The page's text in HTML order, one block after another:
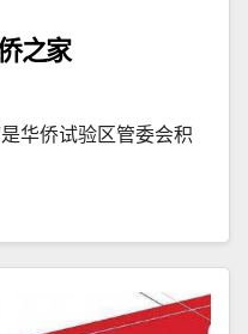
之家
华侨试验区管委会积